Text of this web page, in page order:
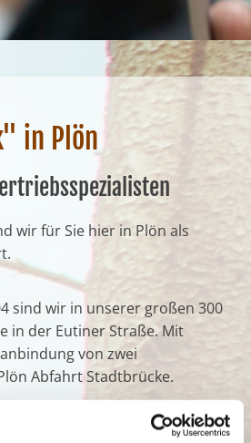
in Plön
wir für Sie hier in Plön als
sind wir in unserer großen 300
in der Eutiner Straße. Mit
von zwei
Abfahrt Stadtbrücke.
ist gleichermaßen